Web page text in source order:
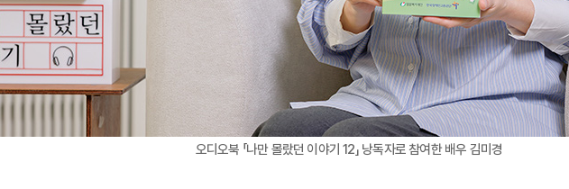
오디오북 「나만 몰랐던 이야기 12」 낭독자로 참여한 배우 김미경